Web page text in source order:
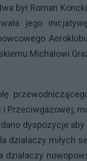
był Roman
jego
Michałowi
Przeciwgazowej,
dyspozycje
działaczy miłych